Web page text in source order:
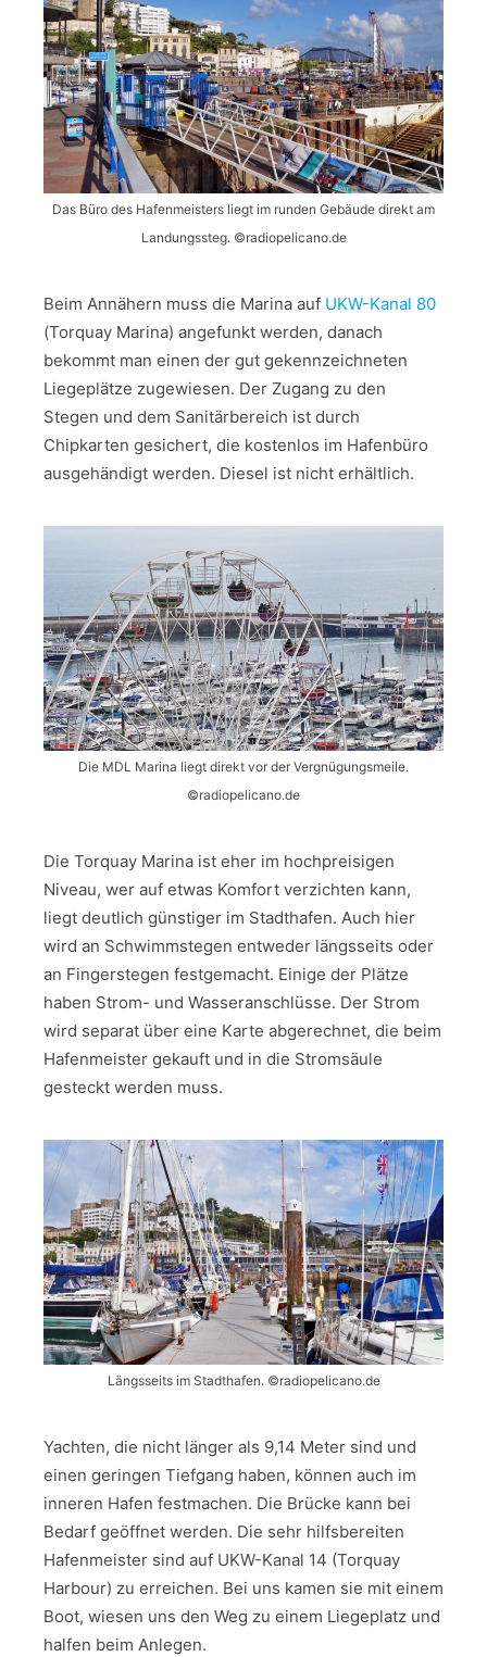
Das Büro des Hafenmeisters liegt im runden Gebäude direkt am
Landungssteg. ©radiopelicano.de
Beim Annähern muss die Marina auf UKW-Kanal 80
(Torquay Marina) angefunkt werden, danach
bekommt man einen der gut gekennzeichneten
Liegeplätze zugewiesen. Der Zugang zu den
Stegen und dem Sanitärbereich ist durch
Chipkarten gesichert, die kostenlos im Hafenbüro
ausgehändigt werden. Diesel ist nicht erhältlich.
Die MDL Marina liegt direkt vor der Vergnügungsmeile.
©radiopelicano.de
Die Torquay Marina ist eher im hochpreisigen
Niveau, wer auf etwas Komfort verzichten kann,
liegt deutlich günstiger im Stadthafen. Auch hier
wird an Schwimmstegen entweder längsseits oder
an Fingerstegen festgemacht. Einige der Plätze
haben Strom- und Wasseranschlüsse. Der Strom
wird separat über eine Karte abgerechnet, die beim
Hafenmeister gekauft und in die Stromsäule
gesteckt werden muss.
Längsseits im Stadthafen. ©radiopelicano.de
Yachten, die nicht länger als 9,14 Meter sind und
einen geringen Tiefgang haben, können auch im
inneren Hafen festmachen. Die Brücke kann bei
Bedarf geöffnet werden. Die sehr hilfsbereiten
Hafenmeister sind auf UKW-Kanal 14 (Torquay
Harbour) zu erreichen. Bei uns kamen sie mit einem
Boot, wiesen uns den Weg zu einem Liegeplatz und
halfen beim Anlegen.